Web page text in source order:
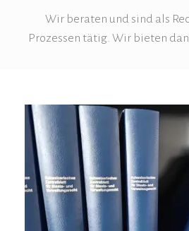
Wir beraten und sind als
Prozessen tätig. Wir bieten